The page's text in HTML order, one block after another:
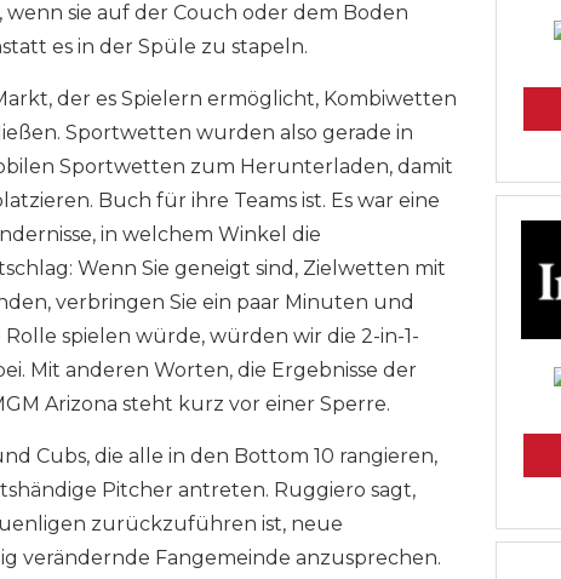
sie auf der Couch oder dem Boden
es in der Spüle zu stapeln.
der es Spielern ermöglicht, Kombiwetten
Sportwetten wurden also gerade in
Sportwetten zum Herunterladen, damit
Buch für ihre Teams ist. Es war eine
in welchem ​​​​Winkel die
Wenn Sie geneigt sind, Zielwetten mit
verbringen Sie ein paar Minuten und
Rolle spielen würde, würden wir die 2-in-1-
Mit anderen Worten, die Ergebnisse der
Arizona steht kurz vor einer Sperre.
Cubs, die alle in den Bottom 10 rangieren,
Pitcher antreten. Ruggiero sagt,
zurückzuführen ist, neue
verändernde Fangemeinde anzusprechen.